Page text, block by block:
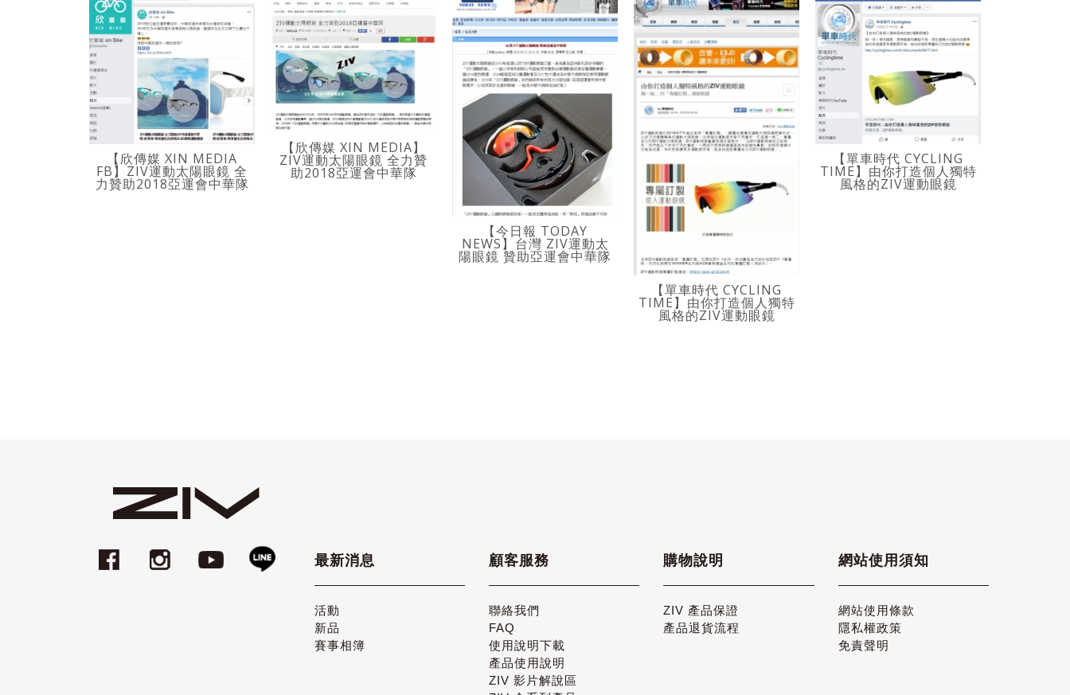
【欣傳媒 XIN MEDIA
FB】ZIV運動太陽眼鏡 全
力贊助2018亞運會中華隊
【欣傳媒 XIN MEDIA】
ZIV運動太陽眼鏡 全力贊
助2018亞運會中華隊
【今日報 TODAY
NEWS】台灣 ZIV運動太
陽眼鏡 贊助亞運會中華隊
【單車時代 CYCLING
TIME】由你打造個人獨特
風格的ZIV運動眼鏡
【單車時代 CYCLING
TIME】由你打造個人獨特
風格的ZIV運動眼鏡
最新消息
活動
新品
賽事相簿
顧客服務
聯絡我們
FAQ
使用說明下載
產品使用說明
ZIV 影片解說區
購物說明
ZIV 產品保證
產品退貨流程
網站使用須知
網站使用條款
隱私權政策
免責聲明